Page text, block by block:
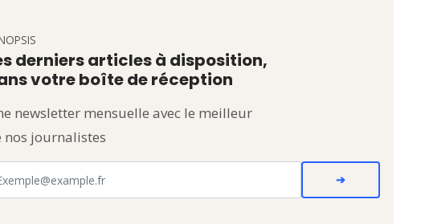
derniers articles à disposition,
votre boîte de réception
newsletter mensuelle avec le meilleur
nos journalistes